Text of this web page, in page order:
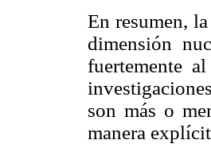
En resumen,
dimensión
fuertemente
son más o
manera